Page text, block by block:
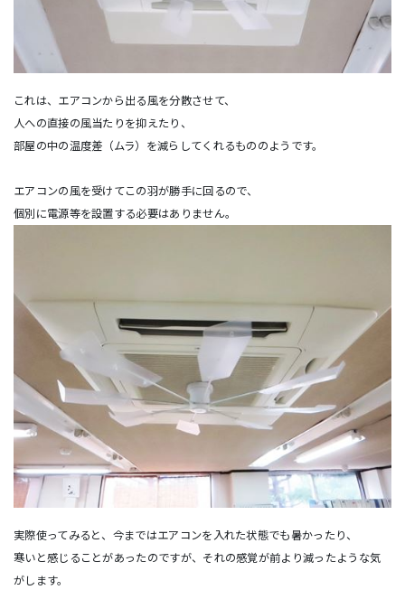
これは、エアコンから出る風を分散させて、
人への直接の風当たりを抑えたり、
部屋の中の温度差（ムラ）を減らしてくれるもののようです。
エアコンの風を受けてこの羽が勝手に回るので、
個別に電源等を設置する必要はありません。
実際使ってみると、今まではエアコンを入れた状態でも暑かったり、
寒いと感じることがあったのですが、それの感覚が前より減ったような気
がします。